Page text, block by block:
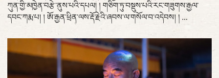
ཀུན་གྱི་མཁྱེན་བརྩེ་ནུས་པའི་དཔལ། ། གཅིག་ཏུ་བསྡུས་པའི་རང་གཟུགས་རྒྱལ་
དབང་ཀརྨ་པ། ། ཨོ་རྒྱན་ཕྲིན་ལས་རྡོ་རྗེའི་ཞབས་ལ་གསོལ་བ་འདེབས། ། ...